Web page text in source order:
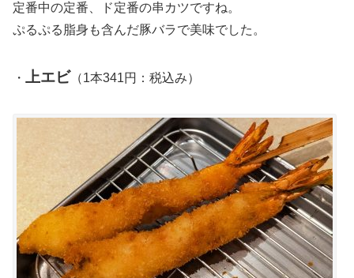
定番中の定番、ド定番の串カツですね。
ぷるぷる脂身も含んだ豚バラで美味でした。
・ 上エビ （1本341円：税込み）